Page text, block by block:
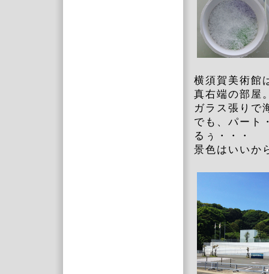
横須賀美術館
真右端の部屋
ガラス張りで
でも、パート
るぅ・・・
景色はいいか